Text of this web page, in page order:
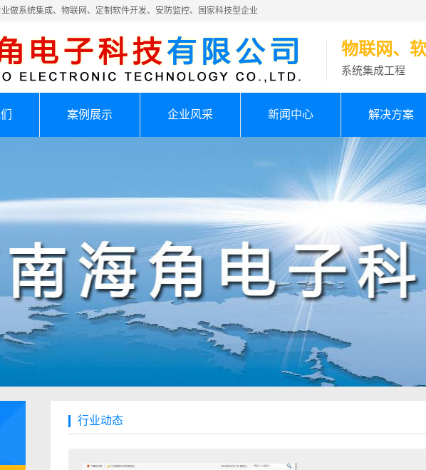
做系统集成、物联网、定制软件开发、安防监控、国家科技型企业
物联网、
系统集成工程
案例展示 企业风采 新闻中心 解决方案
行业动态